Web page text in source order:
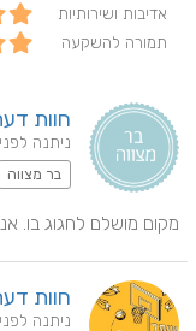
אדיבות ושירותיות
תמורה להשקעה
חוות
ניתנה לפני
בר מצווה
מקום מושלם לחגוג בו.
חוות
ניתנה לפני